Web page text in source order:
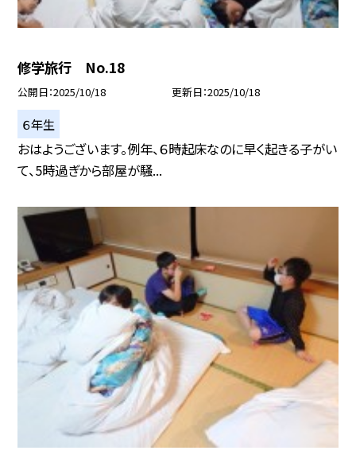
修学旅行 No.18
公開日 2025/10/18 更新日 2025/10/18
６年生
おはようございます。例年、６時起床なのに早く起きる子がい
て、5時過ぎから部屋が騒...